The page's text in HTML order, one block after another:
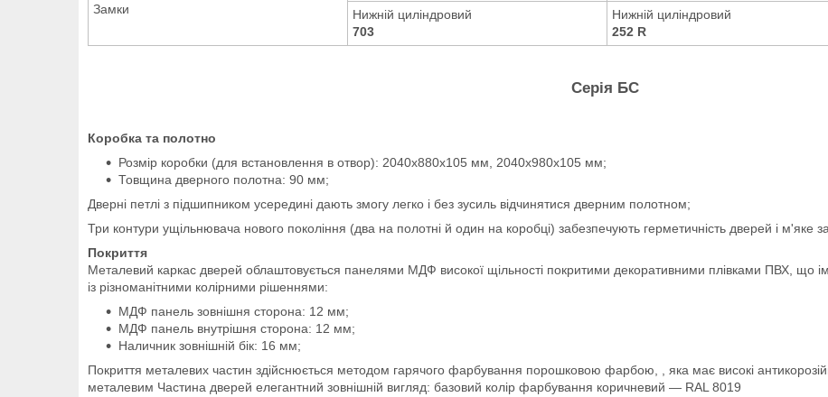
Замки
Нижній циліндровий
703
Нижній циліндровий
252 R
Серія БС
Коробка та полотно
Розмір коробки (для встановлення в отвор): 2040х880х105 мм, 2040х980х105 мм;
Товщина дверного полотна: 90 мм;
Дверні петлі з підшипником усередині дають змогу легко і без зусиль відчинятися дверним полотном;
Три контури ущільнювача нового покоління (два на полотні й один на коробці) забезпечують герметичність дверей і м'яке
Покриття
Металевий каркас дверей облаштовується панелями МДФ високої щільності покритими декоративними плівками ПВХ, що
із різноманітними колірними рішеннями:
МДФ панель зовнішня сторона: 12 мм;
МДФ панель внутрішня сторона: 12 мм;
Наличник зовнішній бік: 16 мм;
Покриття металевих частин здійснюється методом гарячого фарбування порошковою фарбою, , яка має високі
металевим Частина дверей елегантний зовнішній вигляд: базовий колір фарбування коричневий — RAL 8019